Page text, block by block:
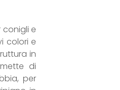
e
colori e
in
di
per